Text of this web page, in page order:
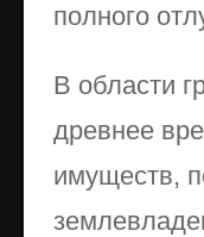
полного
В области
древнее
имуществ,